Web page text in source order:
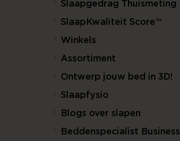
Slaapgedrag Thuismeting
SlaapKwaliteit Score™
Winkels
Assortiment
Ontwerp jouw bed in 3D!
Slaapfysio
Blogs over slapen
Beddenspecialist Business